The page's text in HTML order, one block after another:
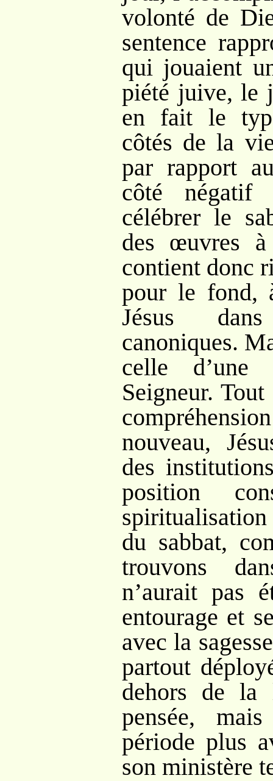
volonté de
sentence
qui jouaient
piété juive, le
en fait le
côtés de la
par rapport
côté négatif
célébrer le
des œuvres
contient donc
pour le fond,
Jésus
canoniques.
celle d’une
Seigneur.
nouveau,
des
position
du sabbat,
trouvons
n’aurait pas
entourage et
avec la
partout
dehors de la
pensée,
période plus
son ministère